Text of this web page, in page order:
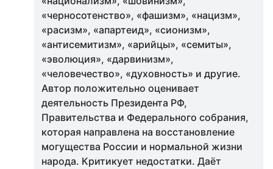
«черносотенство», «фашизм», «нацизм»,
«расизм», «апартеид», «сионизм»,
«антисемитизм», «арийцы», «семиты»,
«эволюция», «дарвинизм»,
«человечество», «духовность» и другие.
Автор положительно оценивает
деятельность Президента РФ,
Правительства и Федерального собрания,
которая направлена на восстановление
могущества России и нормальной жизни
народа. Критикует недостатки. Даёт